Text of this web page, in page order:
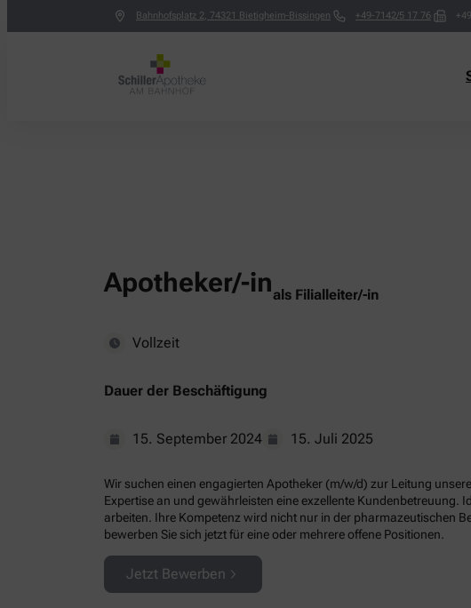
Bahnhofsplatz 2, 74321 Bietigheim-Bissingen +49-7142/5 17 76
Apotheker/-inals Filialleiter/-in
Vollzeit
Dauer der Beschäftigung
15. September 2024 15. Juli 2025
Wir suchen einen engagierten Apotheker (m/w/d) zur Leitung
Expertise an und gewährleisten eine exzellente
arbeiten. Ihre Kompetenz wird nicht nur in der pharmazeutischen
bewerben Sie sich jetzt für eine oder mehrere offene Positionen.
Jetzt Bewerben